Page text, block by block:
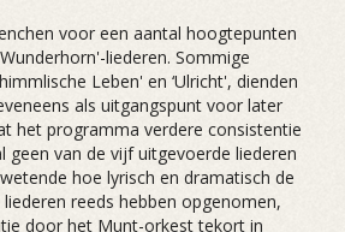
voor een aantal hoogtepunten
liederen. Sommige
Leben' en ‘Ulricht', dienden
als uitgangspunt voor later
het programma verdere consistentie
geen van de vijf uitgevoerde liederen
hoe lyrisch en dramatisch de
reeds hebben opgenomen,
door het Munt-orkest tekort in